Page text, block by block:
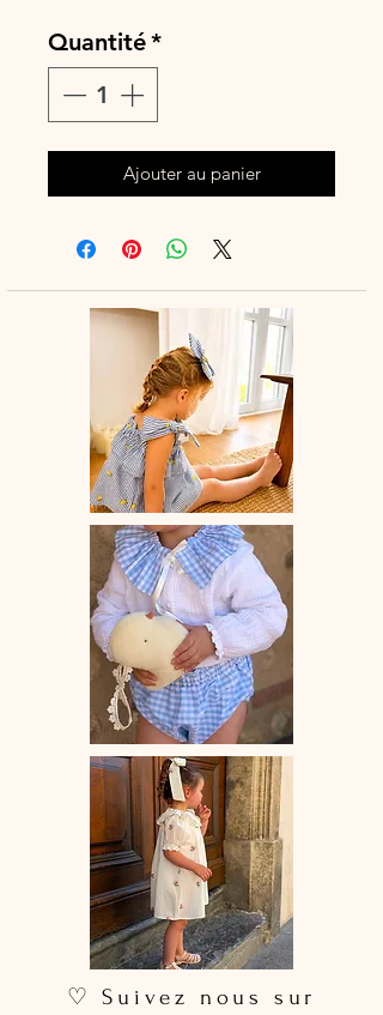
Quantité*
Ajouter au panier
♡ Suivez nous sur